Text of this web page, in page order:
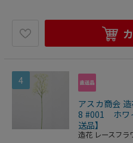
4
アスカ商会
8 #001 ホワ
送品】
造花 レースフラ